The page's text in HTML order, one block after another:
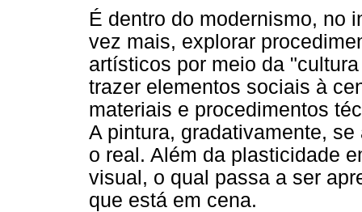
É dentro do modernismo, no
vez mais, explorar
artísticos por meio da
trazer elementos sociais à
materiais e procedimentos
A pintura, gradativamente,
o real. Além da plasticidade
visual, o qual passa a ser
que está em cena.